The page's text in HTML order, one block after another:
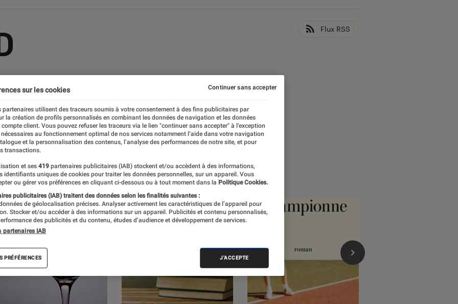
Flux RSS
les livres et les BD du moment, ainsi que
les auteurs qui nourrissent et enrichissent
la littérature.
sur les cookies
partenaires utilisent des traceurs soumis à votre consentement à des fins publicitaires par
la création de profils personnalisés en combinant les données de navigation et les données
compte client. Vous pouvez refuser les traceurs via le lien "continuer sans accepter" à l’exception
au fonctionnement optimal de nos services notamment l’aide dans votre navigation
et la personnalisation des contenus, l’analyse des performances de notre site, et pour
transactions.
et ses 419 partenaires publicitaires (IAB) stockent et/ou accèdent à des informations,
identifiants uniques de cookies pour traiter les données personnelles, sur un appareil. Vous
ou gérer vos préférences en cliquant ci-dessous ou à tout moment dans la Politique Cookies.
publicitaires (IAB) traitent des données selon les finalités suivantes :
de géolocalisation précises. Analyser activement les caractéristiques de l’appareil pour
Stocker et/ou accéder à des informations sur un appareil. Publicités et contenu personnalisés,
des publicités et du contenu, études d’audience et développement de services.
partenaires IAB
PRÉFÉRENCES J'ACCEPTE
Continuer sans accepter